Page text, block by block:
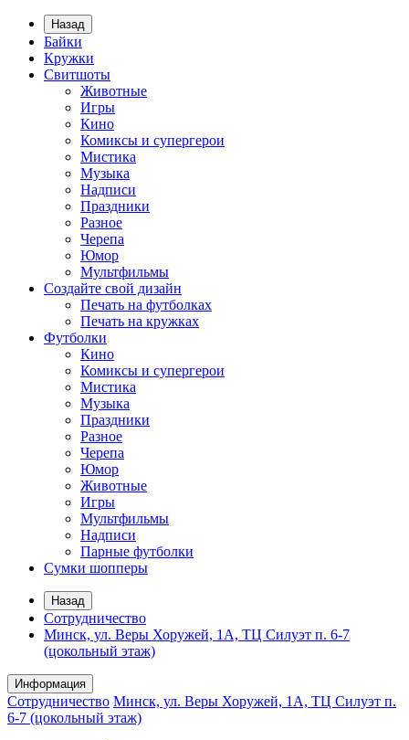
Назад
Байки
Кружки
Свитшоты
Животные
Игры
Кино
Комиксы и супергерои
Мистика
Музыка
Надписи
Праздники
Разное
Черепа
Юмор
Мультфильмы
Создайте свой дизайн
Печать на футболках
Печать на кружках
Футболки
Кино
Комиксы и супергерои
Мистика
Музыка
Праздники
Разное
Черепа
Юмор
Животные
Игры
Мультфильмы
Надписи
Парные футболки
Сумки шопперы
Назад
Сотрудничество
Минск, ул. Веры Хоружей, 1А, ТЦ Силуэт п. 6-7
(цокольный этаж)
Информация
Сотрудничество Минск, ул. Веры Хоружей, 1А, ТЦ Силуэт п.
6-7 (цокольный этаж)